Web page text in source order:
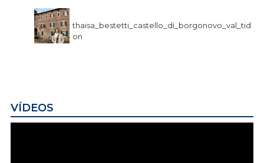
thaisa_bestetti_castello_di_borgonovo_val_tid
on
VÍDEOS